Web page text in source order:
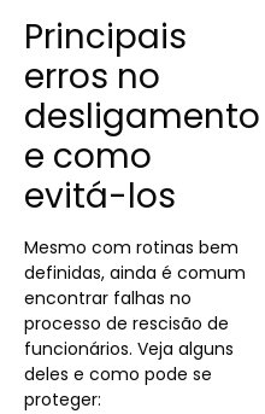
Principais
erros no
desligamento
e como
evitá-los
Mesmo com rotinas bem
definidas, ainda é comum
encontrar falhas no
processo de rescisão de
funcionários. Veja alguns
deles e como pode se
proteger: